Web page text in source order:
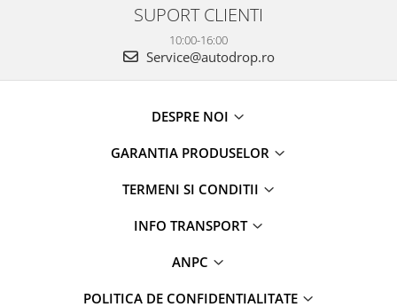
SUPORT CLIENTI
10:00-16:00
Service@autodrop.ro
DESPRE NOI
GARANTIA PRODUSELOR
TERMENI SI CONDITII
INFO TRANSPORT
ANPC
POLITICA DE CONFIDENTIALITATE